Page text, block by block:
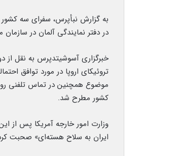
به گزارش نبأپرس، سفرای سه کشور
در دفتر نمایندگی آلمان در
خبرگزاری آسوشیتدپرس به نقل از
تروئیکای اروپا در مورد توافق
موضوع همچنین در تماس تلفنی روز
کشور مطرح شد.
وزارت امور خارجه آمریکا پس از
ایران به سلاح هسته‌ای» صحبت